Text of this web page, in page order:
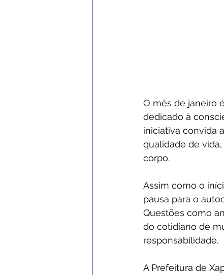
O mês de janeiro
dedicado à
iniciativa convida
qualidade de
corpo.
Assim como o
pausa para o
Questões como
do cotidiano de
responsabilidade.
A Prefeitura de